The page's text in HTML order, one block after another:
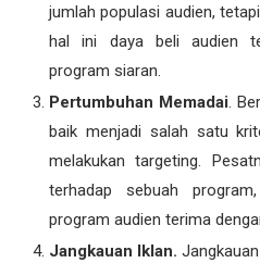
jumlah populasi audien,
hal ini daya beli audien
program siaran.
Pertumbuhan Memadai.
baik menjadi salah satu
melakukan targeting.
terhadap sebuah
program audien terima
Jangkauan Iklan.